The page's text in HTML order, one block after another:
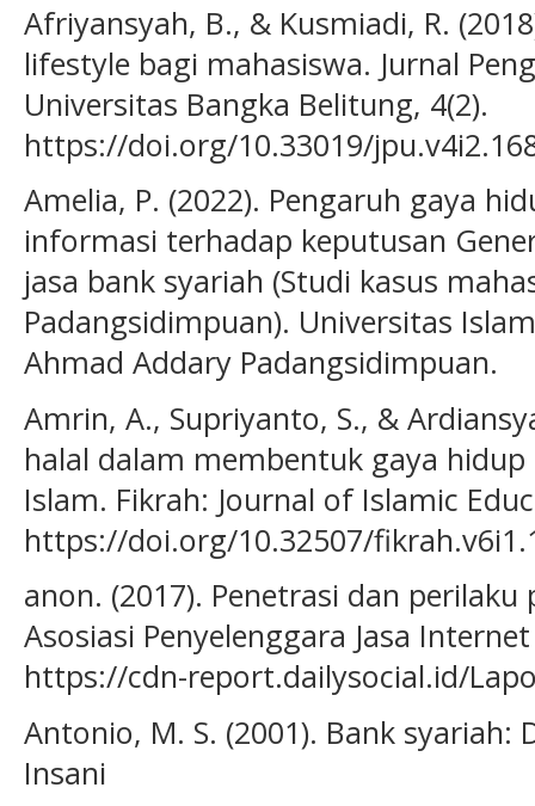
Afriyansyah, B., & Kusmiadi, R.
lifestyle bagi mahasiswa. Jurnal
Universitas Bangka Belitung, 4(2).
https://doi.org/10.33019/
Amelia, P. (2022). Pengaruh gaya
informasi terhadap keputusan
jasa bank syariah (Studi kasus
Padangsidimpuan). Universitas
Ahmad Addary Padangsidimpuan.
Amrin, A., Supriyanto, S., &
halal dalam membentuk gaya
Islam. Fikrah: Journal of Islamic
https://doi.org/10.32507/
anon. (2017). Penetrasi dan
Asosiasi Penyelenggara Jasa
https://cdn-report.dailysocial.id/
Antonio, M. S. (2001). Bank
Insani